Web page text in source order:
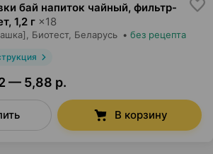
бай напиток чайный, фильтр-
, 1,2 г ×18
Биотест, Беларусь • без рецепта
— 5,88 р.
В корзину